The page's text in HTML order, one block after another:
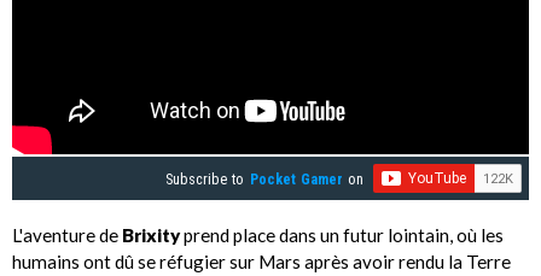
Subscribe to Pocket Gamer on
L'aventure de Brixityprend place dans un futur lointain, où les
humains ont dû se réfugier sur Mars après avoir rendu la Terre